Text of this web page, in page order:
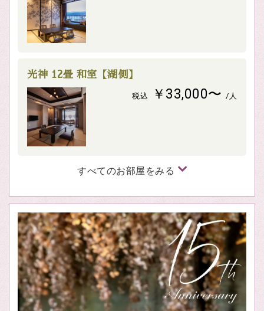
光神 12畳 和室【湖側】
税込 ￥33,000〜 /人
すべてのお部屋をみる